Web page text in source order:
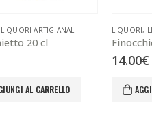
LIQUORI ARTIGIANALI
20 cl
AL CARRELLO
LIQUORI,
14.00€